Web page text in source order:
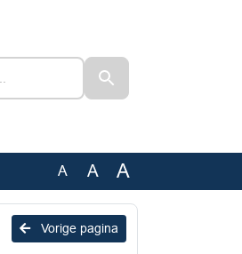
A A A
Vorige pagina